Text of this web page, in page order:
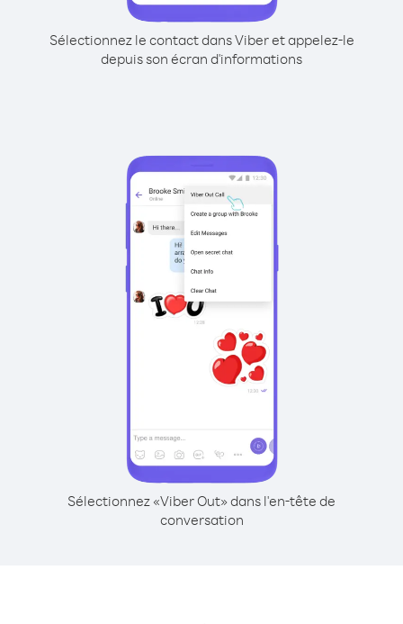
Sélectionnez le contact dans Viber et appelez-le
depuis son écran d'informations
Sélectionnez «Viber Out» dans l'en-tête de
conversation